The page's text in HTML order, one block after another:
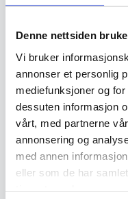
Denne nettsiden
Vi bruker
annonser et personlig
mediefunksjoner og
dessuten informasjon
vårt, med partnerne
annonsering og
med annen
eller som de har
kvalitet og finere
verdifullt blir det over
knutetetthet spiller en
verdi, og godt
arv i generasjoner.
Vedlikehold